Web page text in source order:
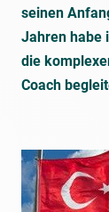
seinen
Jahren habe
die
Coach